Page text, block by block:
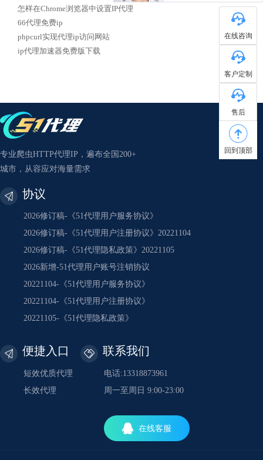
怎样在Chrome浏览器中设置IP代理
66代理免费ip
phpcurl实现代理ip访问网站
ip代理加速器免费版下载
在线咨询
客户定制
售后
回到顶部
专业爬虫HTTP代理IP，遍布全国200+
城市，从容应对海量需求
协议
2026修订稿-《51代理用户服务协议》
2026修订稿-《51代理用户注册协议》20221104
2026修订稿-《51代理隐私政策》20221105
2026新增-51代理用户账号注销协议
20221104-《51代理用户服务协议》
20221104-《51代理用户注册协议》
20221105-《51代理隐私政策》
便捷入口
短效优质代理
长效代理
联系我们
电话:13318873961
周一至周日 9:00-23:00
在线客服